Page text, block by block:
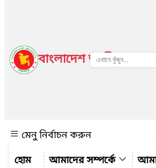
বাংলাদেশ জাতীয় তথ্য
মেনু নির্বাচন করুন
আমাদের সম্পর্কে